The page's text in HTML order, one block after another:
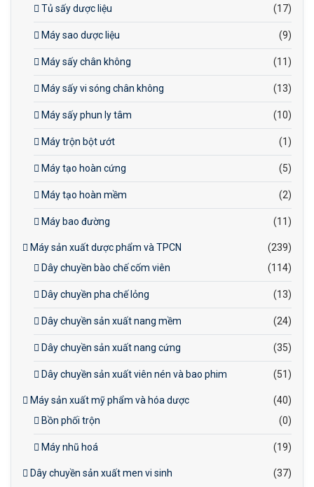
Tủ sấy dược liệu (17)
Máy sao dược liệu (9)
Máy sấy chân không (11)
Máy sấy vi sóng chân không (13)
Máy sấy phun ly tâm (10)
Máy trộn bột ướt (1)
Máy tạo hoàn cứng (5)
Máy tạo hoàn mềm (2)
Máy bao đường (11)
Máy sản xuất dược phẩm và TPCN
(239)
Dây chuyền bào chế cốm viên
(114)
Dây chuyền pha chế lỏng (13)
Dây chuyền sản xuất nang mềm (24)
Dây chuyền sản xuất nang cứng (35)
Dây chuyền sản xuất viên nén và bao phim (51)
Máy sản xuất mỹ phẩm và hóa dược
(40)
Bồn phối trộn
(0)
Máy nhũ hoá (19)
Dây chuyền sản xuất men vi sinh
(37)